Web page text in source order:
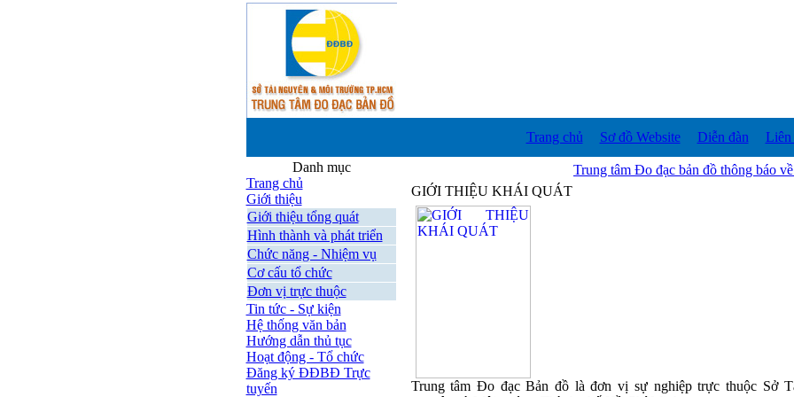
Trang chủ Sơ đồ Website Diễn đàn Liên
Danh mục
Trang chủ
Giới thiệu
Giới thiệu tổng quát
Hình thành và phát triển
Chức năng - Nhiệm vụ
Cơ cấu tổ chức
Đơn vị trực thuộc
Tin tức - Sự kiện
Hệ thống văn bản
Hướng dẫn thủ tục
Hoạt động - Tổ chức
Đăng ký ĐĐBĐ Trực
tuyến
Trung tâm Đo đạc bản đồ thông báo về
GIỚI THIỆU KHÁI QUÁT
Trung tâm Đo đạc Bản đồ là đơn vị sự nghiệp trực thuộc Sở